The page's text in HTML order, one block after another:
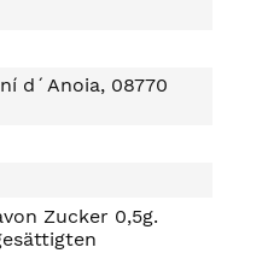
d´Anoia, 08770
Zucker 0,5g.